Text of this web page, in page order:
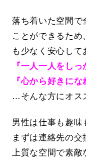
落ち着いた空間で
ことができるた
も少なく安心して
『一人一人をしっ
『心から好きに
…そんな方にオス
男性は仕事も趣味
まずは連絡先の交
上質な空間で素敵